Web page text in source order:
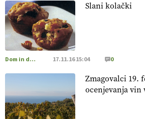
[EKOloško = LOGIČNO
] Zdravje rastlin je
prehransko varnost,
https://t.co/K0USFPJ5fJ @EUAgri #IMCAP #CAP
https://t.co/vcHhoOixHy
Danes ni
hrane, ampak tudi način njene pridelave
https://t.co/bKGeI4ZcNi @EUAgri #imcap
https://t.co/2sllAmcKwG
Slani kolački
Dom in družina 17.11.16 15:04 0
Zmagovalci 19.
ocenjevanja